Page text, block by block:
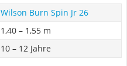
Wilson Burn Spin Jr 26
1,40 – 1,55 m
10 – 12 Jahre